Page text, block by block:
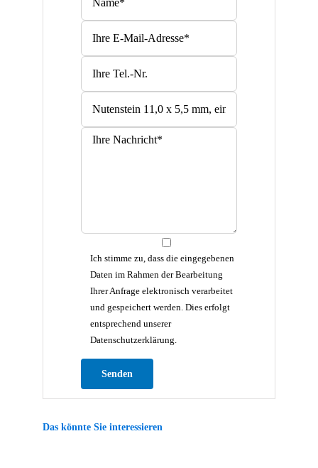
Ich stimme zu, dass die eingegebenen
Daten im Rahmen der Bearbeitung
Ihrer Anfrage elektronisch verarbeitet
und gespeichert werden. Dies erfolgt
entsprechend unserer
Datenschutzerklärung.
Das könnte Sie interessieren